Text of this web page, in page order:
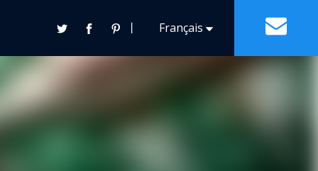
丨 Français